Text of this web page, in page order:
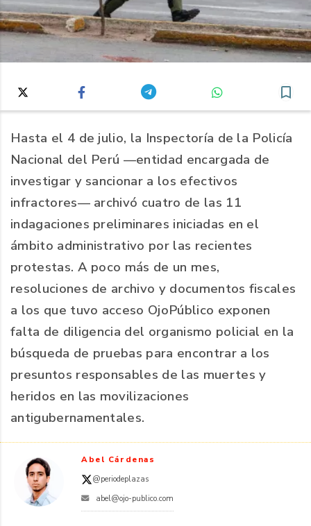
Hasta el 4 de julio, la Inspectoría de la Policía
Nacional del Perú —entidad encargada de
investigar y sancionar a los efectivos
infractores— archivó cuatro de las 11
indagaciones preliminares iniciadas en el
ámbito administrativo por las recientes
protestas. A poco más de un mes,
resoluciones de archivo y documentos fiscales
a los que tuvo acceso OjoPúblico exponen
falta de diligencia del organismo policial en la
búsqueda de pruebas para encontrar a los
presuntos responsables de las muertes y
heridos en las movilizaciones
antigubernamentales.
Abel Cárdenas
@periodeplazas
abel@ojo-publico.com